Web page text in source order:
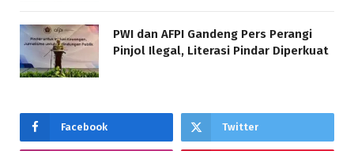
PWI dan AFPI Gandeng Pers Perangi
Pinjol Ilegal, Literasi Pindar Diperkuat
Facebook Twitter